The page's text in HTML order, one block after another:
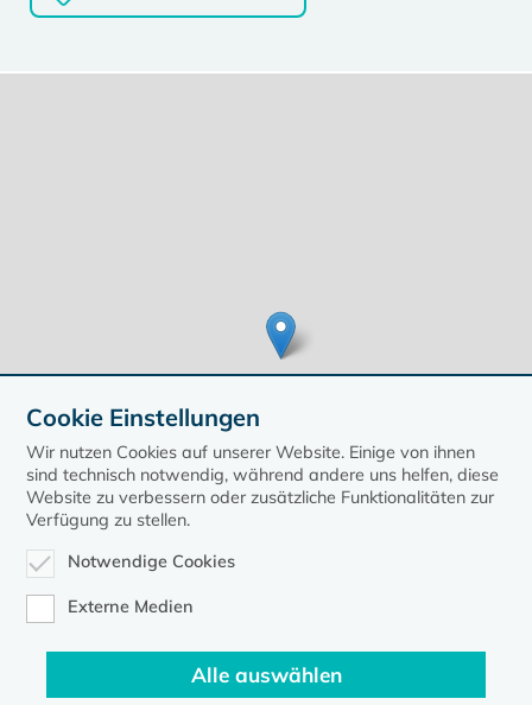
zurück zur Übersicht der Veranstaltungen
Cookie Einstellungen
Wir nutzen Cookies auf unserer Website. Einige von ihnen
sind technisch notwendig, während andere uns helfen, diese
Website zu verbessern oder zusätzliche Funktionalitäten zur
Verfügung zu stellen.
Notwendige Cookies
Externe Medien
Alle auswählen